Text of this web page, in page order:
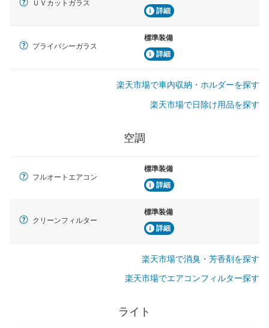
ＵＶカットガラス
詳細
プライバシーガラス
標準装備
詳細
楽天市場で車内収納・ホルダーを探す
楽天市場で日除け用品を探す
空調
フルオートエアコン
標準装備
詳細
クリーンフィルター
標準装備
詳細
楽天市場で消臭・芳香剤を探す
楽天市場でエアコンフィルター探す
ライト